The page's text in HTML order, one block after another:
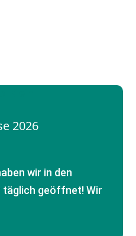
2026
wir in den
geöffnet! Wir